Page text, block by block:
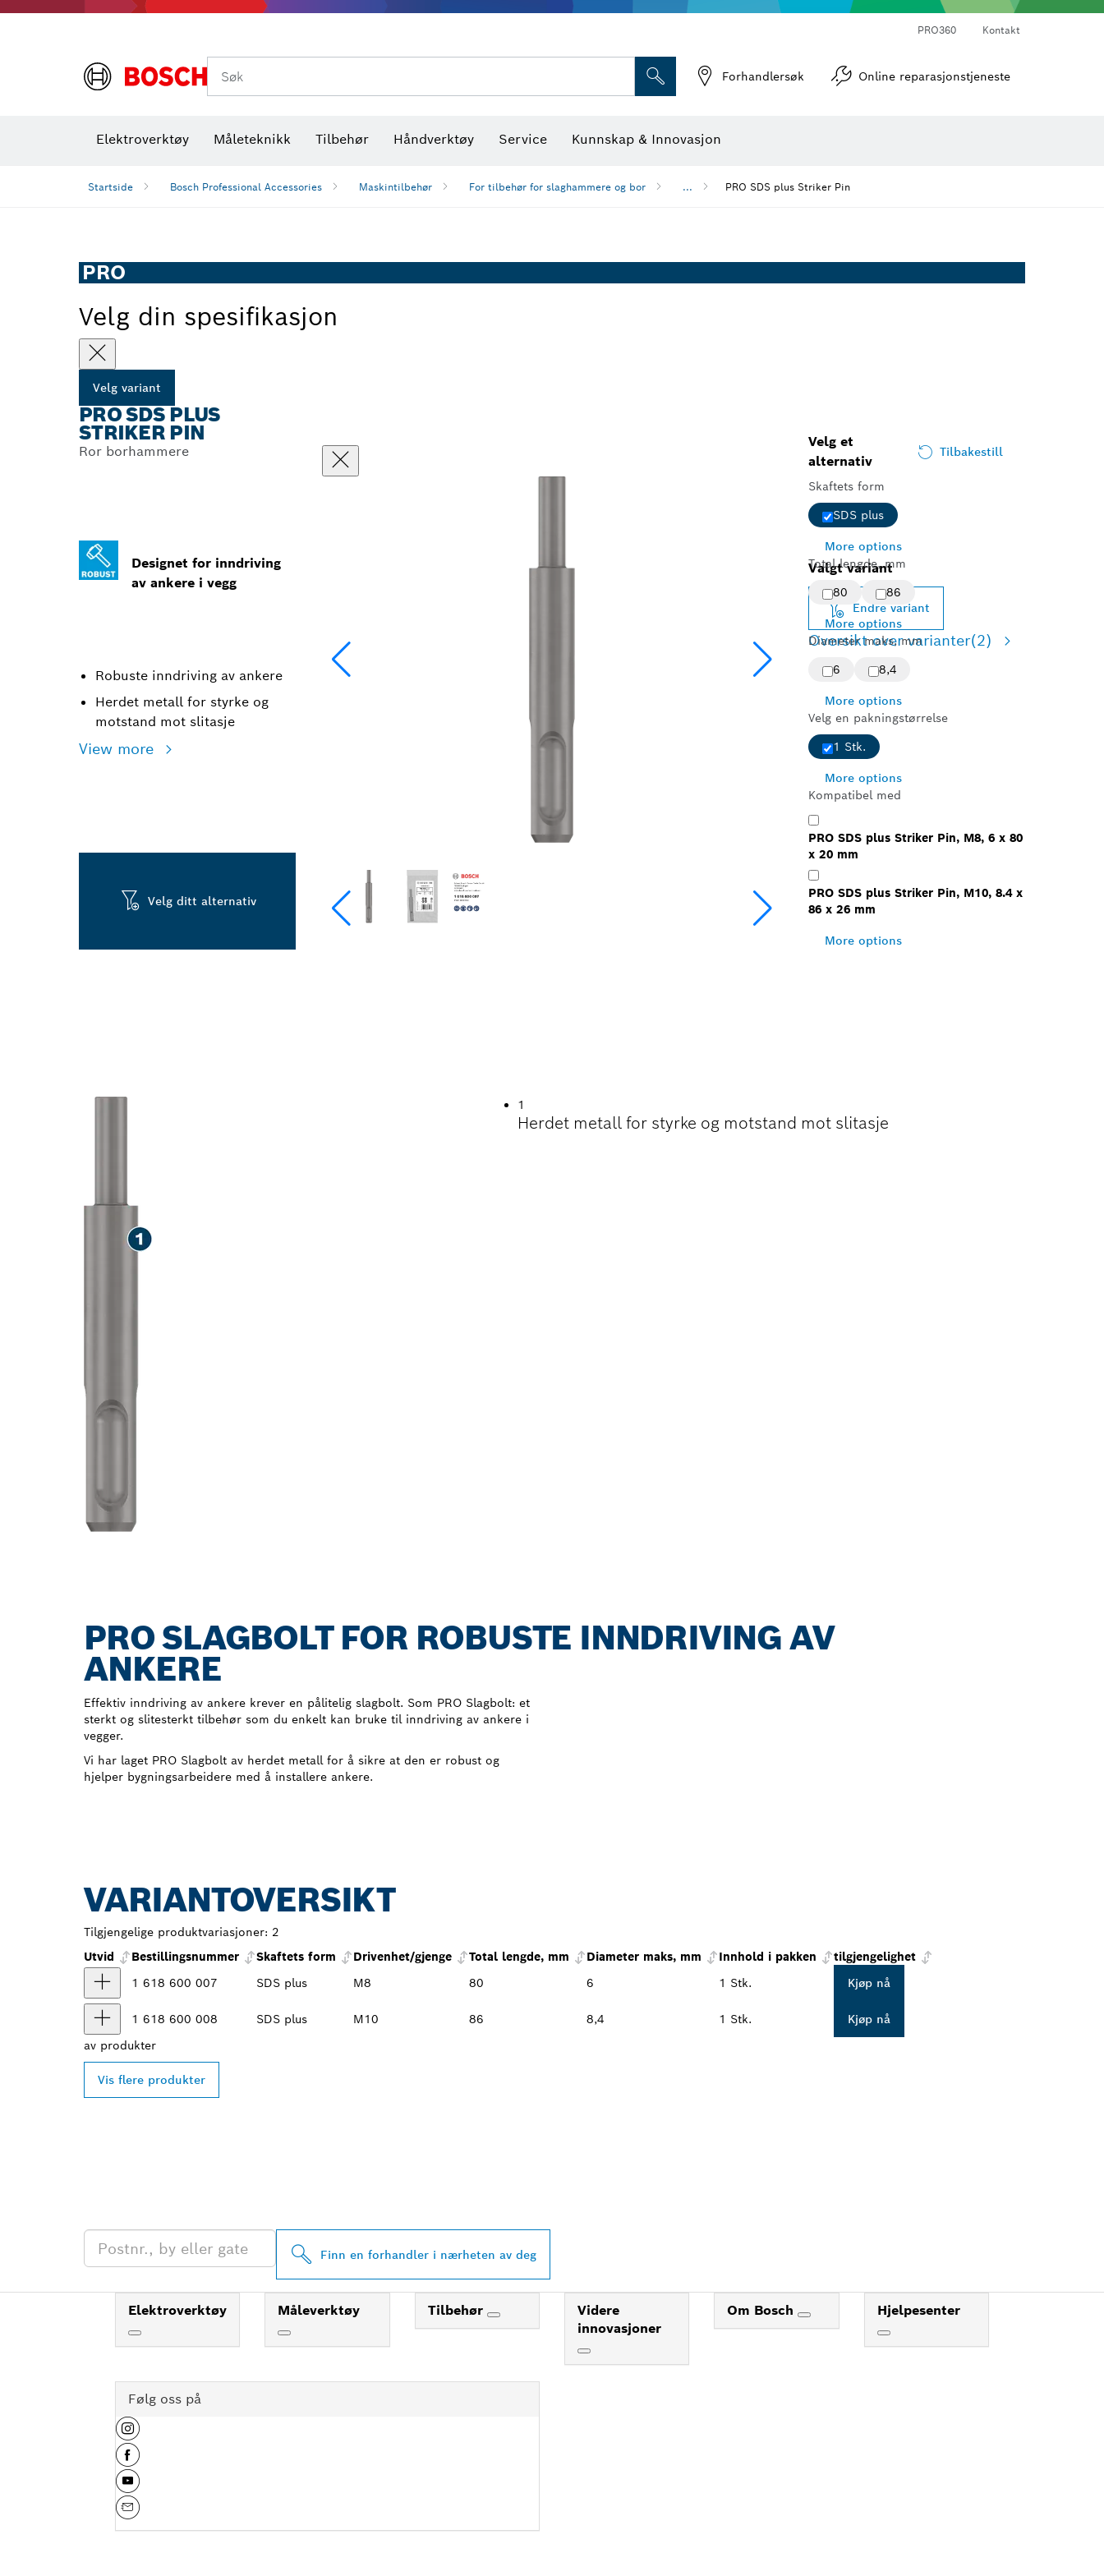
PRO360 Kontakt
Søk Forhandlersøk Online reparasjonstjeneste
Elektroverktøy Måleteknikk Tilbehør Håndverktøy Service Kunnskap & Innovasjon
Startside Bosch Professional Accessories Maskintilbehør For tilbehør for slaghammere og bor ... PRO SDS plus Striker Pin
PRO
Velg din spesifikasjon
Velg variant
PRO SDS PLUS
STRIKER PIN
Ror borhammere
Designet for inndriving
av ankere i vegg
Robuste inndriving av ankere
Herdet metall for styrke og
motstand mot slitasje
View more
Velg ditt alternativ
Velg et
alternativ
Tilbakestill
Skaftets form
SDS plus
More options
Total lengde, mm
80
86
More options
Diameter maks, mm
6
8,4
More options
Velg en pakningstørrelse
1 Stk.
More options
Kompatibel med
PRO SDS plus Striker Pin, M8, 6 x 80
x 20 mm
PRO SDS plus Striker Pin, M10, 8.4 x
86 x 26 mm
More options
Valgt variant
Endre variant
Oversikt over varianter(2)
1
Herdet metall for styrke og motstand mot slitasje
PRO SLAGBOLT FOR ROBUSTE INNDRIVING AV
ANKERE
Effektiv inndriving av ankere krever en pålitelig slagbolt. Som PRO Slagbolt: et
sterkt og slitesterkt tilbehør som du enkelt kan bruke til inndriving av ankere i
vegger.
Vi har laget PRO Slagbolt av herdet metall for å sikre at den er robust og
hjelper bygningsarbeidere med å installere ankere.
VARIANTOVERSIKT
Tilgjengelige produktvariasjoner: 2
Utvid
Bestillingsnummer Skaftets form Drivenhet/gjenge Total lengde, mm Diameter maks, mm Innhold i pakken
tilgjengelighet
1 618 600 007
SDS plus M8 80 6 1 Stk. Kjøp nå
1 618 600 008 SDS plus M10 86 8,4 1 Stk.
Kjøp nå
av produkter
Vis flere produkter
Finn en forhandler i nærheten av deg
Elektroverktøy Måleverktøy Tilbehør
Videre
innovasjoner
Om Bosch Hjelpesenter
Følg oss på